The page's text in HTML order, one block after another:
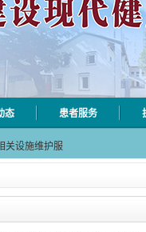
态 患者服务
动对焦相机市
关设施维护服
彩收官
康分论坛助